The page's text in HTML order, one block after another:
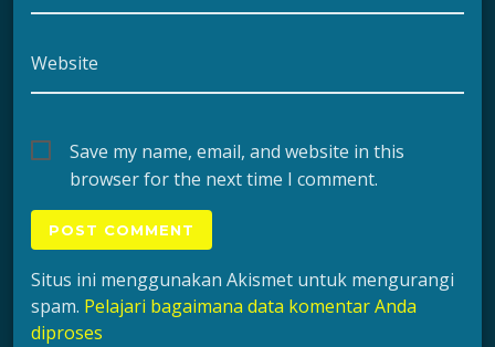
Website
Save my name, email, and website in this
browser for the next time I comment.
Situs ini menggunakan Akismet untuk mengurangi
spam. Pelajari bagaimana data komentar Anda
diproses